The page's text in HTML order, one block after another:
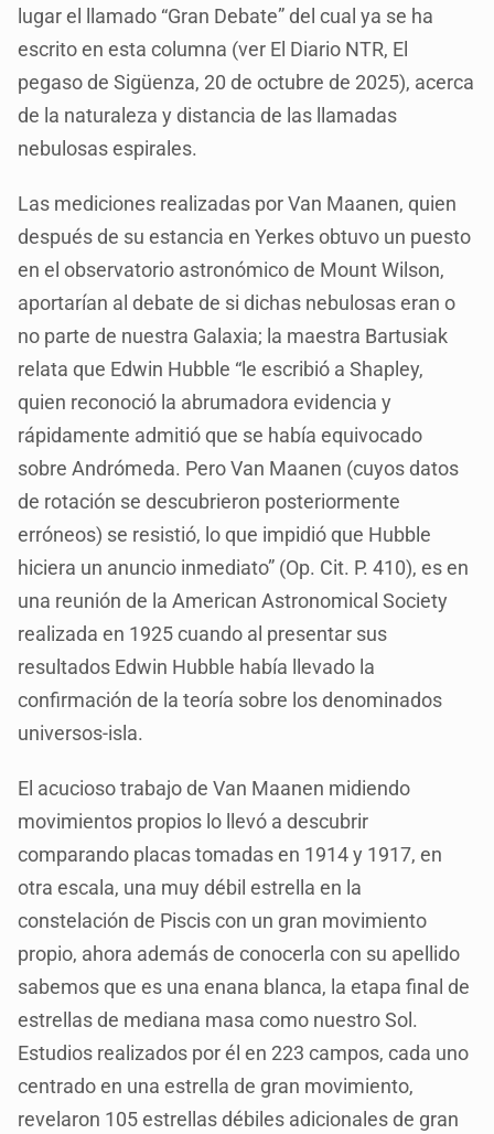
lugar el llamado “Gran Debate” del cual ya se ha
escrito en esta columna (ver El Diario NTR, El
pegaso de Sigüenza, 20 de octubre de 2025), acerca
de la naturaleza y distancia de las llamadas
nebulosas espirales.
Las mediciones realizadas por Van Maanen, quien
después de su estancia en Yerkes obtuvo un puesto
en el observatorio astronómico de Mount Wilson,
aportarían al debate de si dichas nebulosas eran o
no parte de nuestra Galaxia; la maestra Bartusiak
relata que Edwin Hubble “le escribió a Shapley,
quien reconoció la abrumadora evidencia y
rápidamente admitió que se había equivocado
sobre Andrómeda. Pero Van Maanen (cuyos datos
de rotación se descubrieron posteriormente
erróneos) se resistió, lo que impidió que Hubble
hiciera un anuncio inmediato” (Op. Cit. P. 410), es en
una reunión de la American Astronomical Society
realizada en 1925 cuando al presentar sus
resultados Edwin Hubble había llevado la
confirmación de la teoría sobre los denominados
universos-isla.
El acucioso trabajo de Van Maanen midiendo
movimientos propios lo llevó a descubrir
comparando placas tomadas en 1914 y 1917, en
otra escala, una muy débil estrella en la
constelación de Piscis con un gran movimiento
propio, ahora además de conocerla con su apellido
sabemos que es una enana blanca, la etapa final de
estrellas de mediana masa como nuestro Sol.
Estudios realizados por él en 223 campos, cada uno
centrado en una estrella de gran movimiento,
revelaron 105 estrellas débiles adicionales de gran